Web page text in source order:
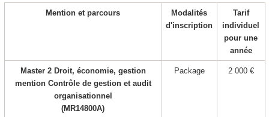
Mention et parcours
Modalités
d'inscription
Tarif
individuel
pour une
année
Master 2 Droit, économie, gestion
mention Contrôle de gestion et audit
organisationnel
(MR14800A)
Package 2 000 €